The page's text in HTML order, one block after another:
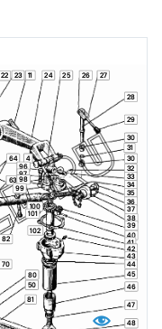
4
11
22 23 24 25 26 27
28
29
30
30
31
32
33
34
35
36
37
38
39
40
41
42
43
44
45
46
47
48
50
63
64
70
80
81
82
96
97
98
99
100
101
102